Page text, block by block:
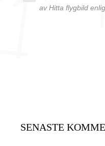
av Hitta flygbild
SENASTE